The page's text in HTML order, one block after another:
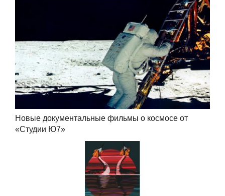
Новые документальные фильмы о космосе от
«Студии Ю7»